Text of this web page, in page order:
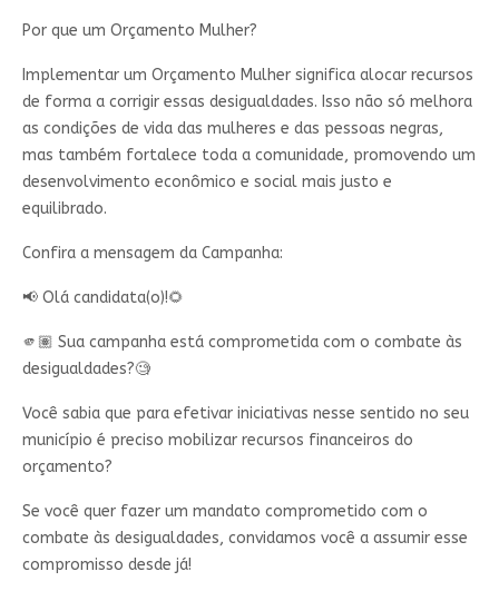
Por que um Orçamento Mulher?
Implementar um Orçamento Mulher significa alocar recursos
de forma a corrigir essas desigualdades. Isso não só melhora
as condições de vida das mulheres e das pessoas negras,
mas também fortalece toda a comunidade, promovendo um
desenvolvimento econômico e social mais justo e
equilibrado.
Confira a mensagem da Campanha:
📢 Olá candidata(o)!🌻
🫵🏽 Sua campanha está comprometida com o combate às
desigualdades?🧐
Você sabia que para efetivar iniciativas nesse sentido no seu
município é preciso mobilizar recursos financeiros do
orçamento?
Se você quer fazer um mandato comprometido com o
combate às desigualdades, convidamos você a assumir esse
compromisso desde já!